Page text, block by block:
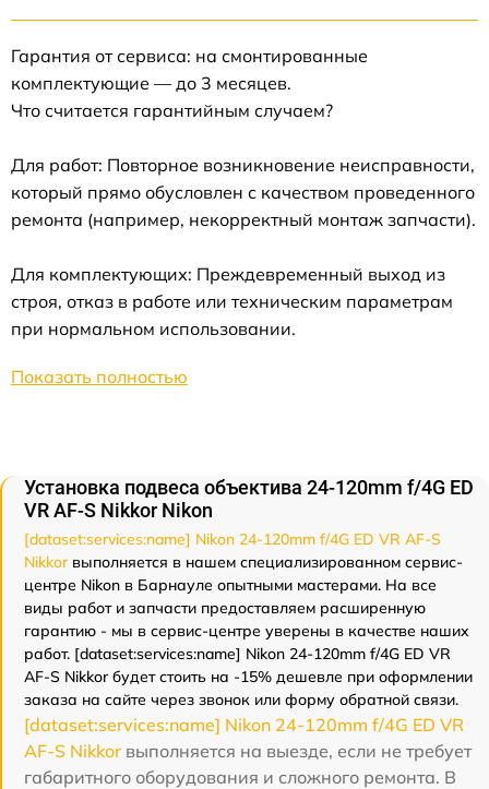
Гарантия от сервиса: на смонтированные
комплектующие — до 3 месяцев.
Что считается гарантийным случаем?
Для работ: Повторное возникновение неисправности,
который прямо обусловлен с качеством проведенного
ремонта (например, некорректный монтаж запчасти).
Для комплектующих: Преждевременный выход из
строя, отказ в работе или техническим параметрам
при нормальном использовании.
Показать полностью
Установка подвеса объектива 24-120mm f/4G ED
VR AF-S Nikkor Nikon
[dataset:services:name] Nikon 24-120mm f/4G ED VR AF-S
Nikkorвыполняется в нашем специализированном сервис-
центре Nikon в Барнауле опытными мастерами. На все
виды работ и запчасти предоставляем расширенную
гарантию - мы в сервис-центре уверены в качестве наших
работ. [dataset:services:name] Nikon 24-120mm f/4G ED VR
AF-S Nikkor будет стоить на -15% дешевле при оформлении
заказа на сайте через звонок или форму обратной связи.
[dataset:services:name] Nikon 24-120mm f/4G ED VR
AF-S Nikkor выполняется на выезде, если не требует
габаритного оборудования и сложного ремонта. В